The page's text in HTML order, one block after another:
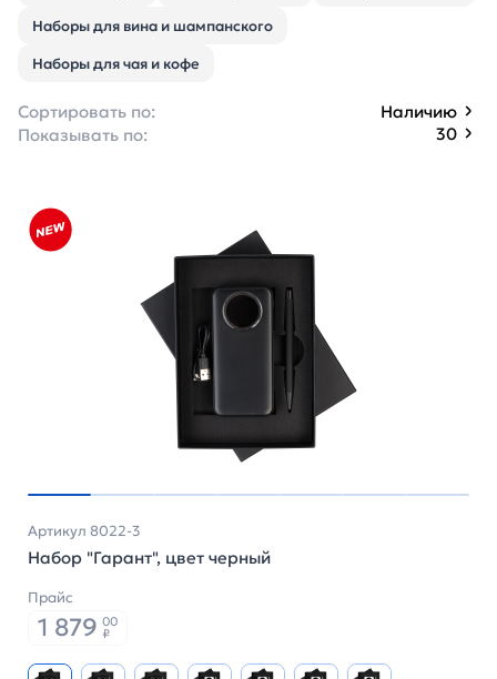
Наборы для вина и шампанского
Наборы для чая и кофе
Сортировать по:
Наличию
Показывать по:
30
Артикул 8022-3
Набор "Гарант", цвет черный
Прайс
1 879 00
₽